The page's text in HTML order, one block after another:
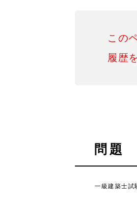
この
履歴
問題
一級建築士